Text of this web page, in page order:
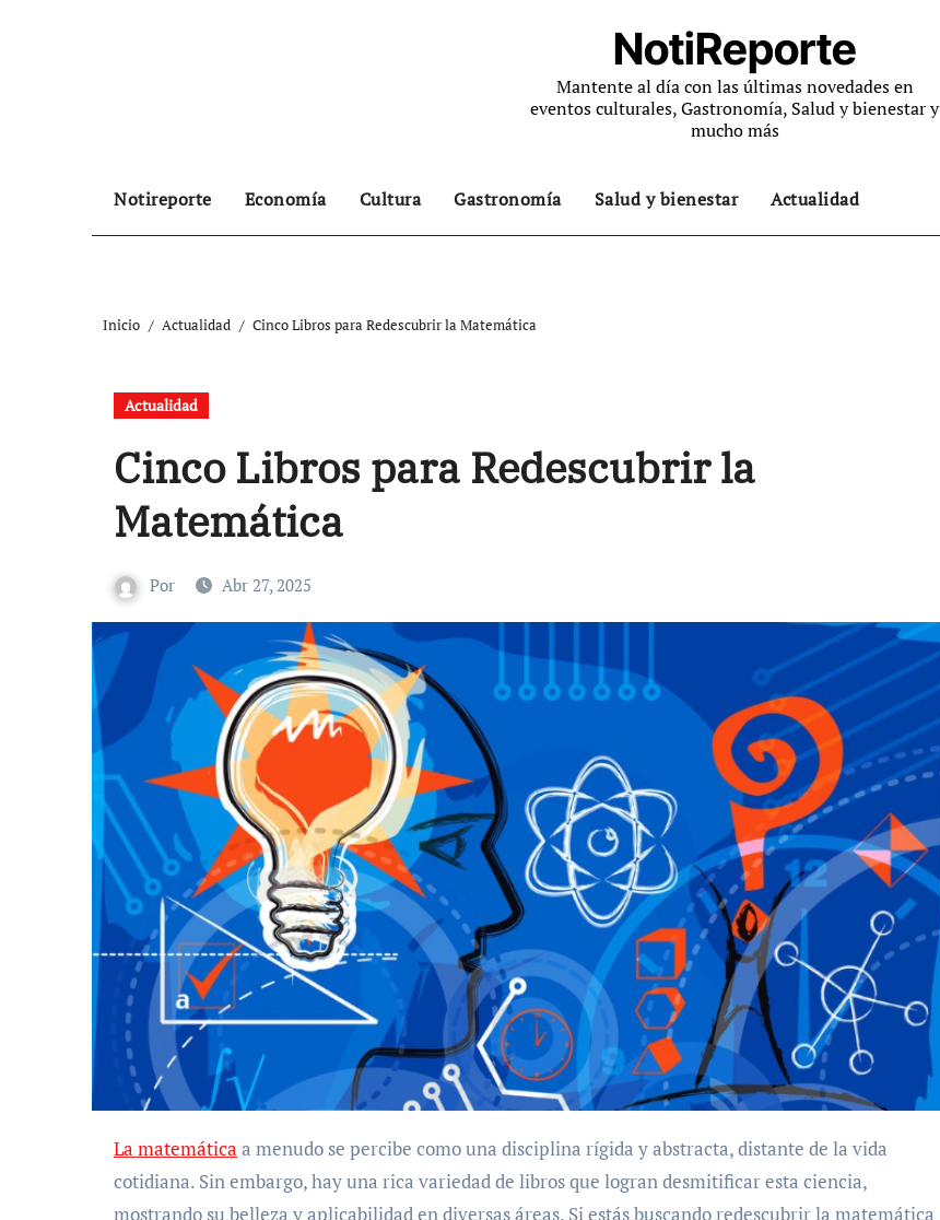
NotiReporte
Mantente al día con las últimas novedades en
eventos culturales, Gastronomía, Salud y bienestar y
mucho más
Notireporte Economía Cultura Gastronomía Salud y bienestar Actualidad
Inicio Actualidad Cinco Libros para Redescubrir la Matemática
Actualidad
Cinco Libros para Redescubrir la
Matemática
Por Abr 27, 2025
La matemática a menudo se percibe como una disciplina rígida y abstracta, distante de la vida
cotidiana. Sin embargo, hay una rica variedad de libros que logran desmitificar esta ciencia,
mostrando su belleza y aplicabilidad en diversas áreas. Si estás buscando redescubrir la matemática